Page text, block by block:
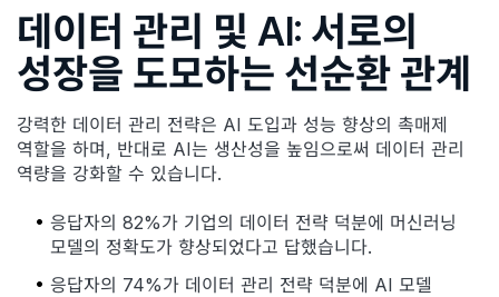
데이터 관리 및 AI: 서로의
성장을 도모하는 선순환 관계
강력한 데이터 관리 전략은 AI 도입과 성능 향상의 촉매제
역할을 하며, 반대로 AI는 생산성을 높임으로써 데이터 관리
역량을 강화할 수 있습니다.
응답자의 82%가 기업의 데이터 전략 덕분에 머신러닝
모델의 정확도가 향상되었다고 답했습니다.
응답자의 74%가 데이터 관리 전략 덕분에 AI 모델